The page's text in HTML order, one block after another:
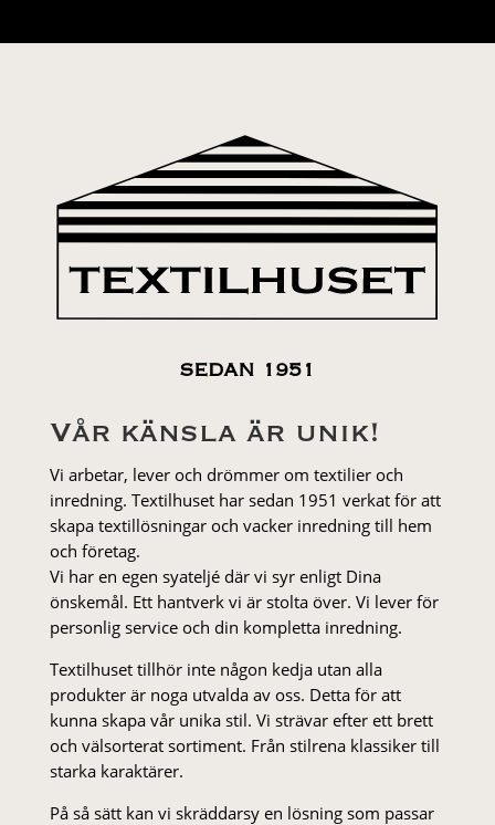
SEDAN 1951
Vår känsla är unik!
Vi arbetar, lever och drömmer om textilier och
inredning. Textilhuset har sedan 1951 verkat för att
skapa textillösningar och vacker inredning till hem
och företag.
Vi har en egen syateljé där vi syr enligt Dina
önskemål. Ett hantverk vi är stolta över. Vi lever för
personlig service och din kompletta inredning.
Textilhuset tillhör inte någon kedja utan alla
produkter är noga utvalda av oss. Detta för att
kunna skapa vår unika stil. Vi strä­var efter ett brett
och välsorterat sor­ti­ment. Från stil­rena klas­siker till
starka karaktärer.
På så sätt kan vi skräddarsy en lösning som passar